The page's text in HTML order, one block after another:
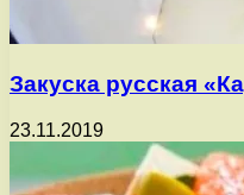
Закуска русская
23.11.2019